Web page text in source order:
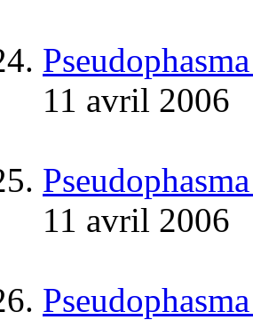
11 avril 2006
11 avril 2006